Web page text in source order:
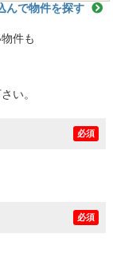
んで物件を探す
件も
い。
必須
必須